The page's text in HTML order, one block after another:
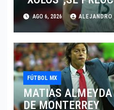
JUGAR EN SU
AGO 6, 2026 ALEJANDRO
FÚTBOL MX
MATIAS ALMEYDA
DE MONTERREY